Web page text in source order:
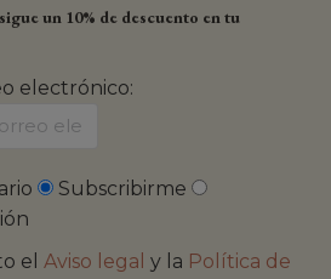
un 10% de descuento en tu
electrónico:
Subscribirme
el Aviso legal y la Política de